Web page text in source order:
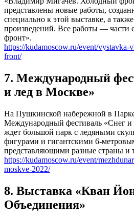
представлены новые работы,
специально к этой выставке, а
произведений. Все работы — части
фронт».
https://kudamoscow.ru/event/
front/
7. Международный
и лед в Москве»
На Пушкинской набережной в
Международный фестиваль «Снег и
ждет большой парк с ледяными
фигурами и гигантскими 6-
представляющими разные страны и
https://kudamoscow.ru/event/
moskve-2022/
8. Выставка «Кван
Объединения»